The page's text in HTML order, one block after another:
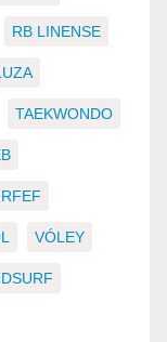
RB LINENSE
TAEKWONDO
VÓLEY